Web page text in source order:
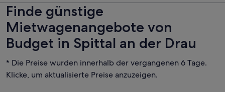
Finde günstige
Mietwagenangebote von
Budget in Spittal an der Drau
* Die Preise wurden innerhalb der vergangenen 6 Tage.
Klicke, um aktualisierte Preise anzuzeigen.